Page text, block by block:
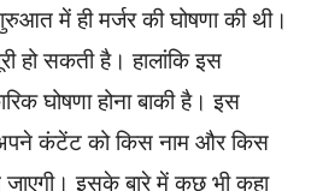
में ही मर्जर की घोषणा की थी।
हो सकती है। हालांकि इस
घोषणा होना बाकी है। इस
कंटेंट को किस नाम और किस
इसके बारे में कुछ भी कहा